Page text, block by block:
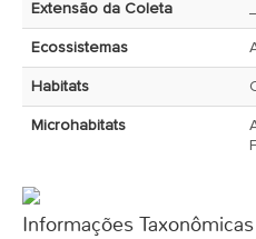
Extensão da Coleta
Ecossistemas
Habitats
Microhabitats
Informações Taxonômicas